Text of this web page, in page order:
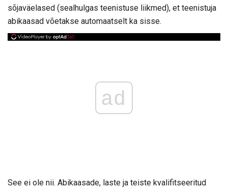
sõjaväelased (sealhulgas teenistuse liikmed), et teenistuja
abikaasad võetakse automaatselt ka sisse.
ad
See ei ole nii. Abikaasade, laste ja teiste kvalifitseeritud